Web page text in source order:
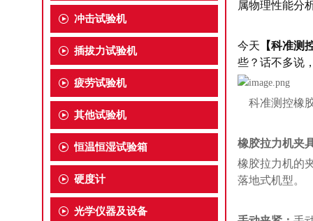
冲击试验机
插拔力试验机
疲劳试验机
其他试验机
恒温恒湿试验箱
硬度计
光学仪器及设备
属物理性能分
今天 【科准测
些？话不多说
科准测控橡
橡胶拉力机夹
橡胶拉力机的
落地式机型。